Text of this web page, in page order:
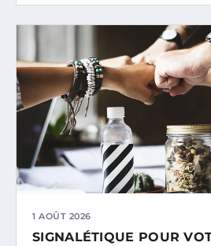
1 AOÛT 2026
SIGNALÉTIQUE POUR